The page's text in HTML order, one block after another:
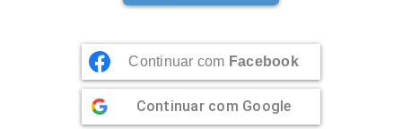
Continuar com Facebook
Continuar com Google